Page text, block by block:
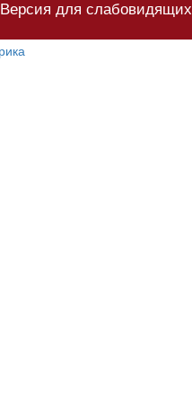
Версия для слабовидящих